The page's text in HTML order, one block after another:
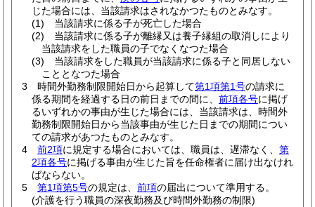
じた場合には、当該請求はされなかつたものとみなす。
(1)
当該請求に係る子が死亡した場合
(2)
当該請求に係る子が離縁又は養子縁組の取消しにより
当該請求をした職員の子でなくなつた場合
(3)
当該請求をした職員が当該請求に係る子と同居しない
こととなつた場合
3
時間外勤務制限開始日から起算して第1項第1号の請求に
係る期間を経過する日の前日までの間に、 前項各号に掲げ
るいずれかの事由が生じた場合には、当該請求は、時間外
勤務制限開始日から当該事由が生じた日までの期間につい
ての請求があつたものとみなす。
4
前2項に規定する場合においては、職員は、遅滞なく、 第
2項各号に掲げる事由が生じた旨を任命権者に届け出なけれ
ばならない。
5
第1項第5号の規定は、 前項の届出について準用する。
(介護を行う職員の深夜勤務及び時間外勤務の制限)